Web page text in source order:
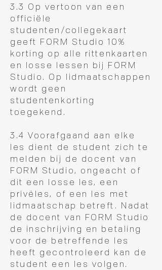
3.3 Op vertoon van een
officiële
studenten/collegekaart
geeft FORM Studio 10%
korting op alle rittenkaarten
en losse lessen bij FORM
Studio. Op lidmaatschappen
wordt geen
studentenkorting
toegekend.
3.4 Voorafgaand aan elke
les dient de student zich te
melden bij de docent van
FORM Studio, ongeacht of
dit een losse les, een
privéles, of een les met
lidmaatschap betreft. Nadat
de docent van FORM Studio
de inschrijving en betaling
voor de betreffende les
heeft gecontroleerd kan de
student een les volgen.